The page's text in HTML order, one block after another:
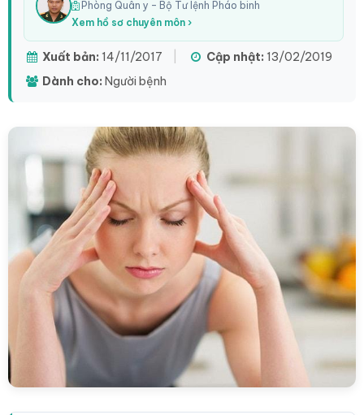
Phòng Quân y – Bộ Tư lệnh Pháo binh
Xem hồ sơ chuyên môn ›
Xuất bản: 14/11/2017 Cập nhật: 13/02/2019
Dành cho: Người bệnh